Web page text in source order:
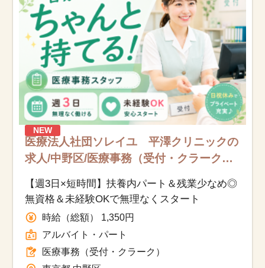
お知らせ
医療事務求人ドットコムとは
サイトの使い方
就職サポート
人材をお探しの医療機関・企業様
運営会社
NEW
医療法人社団ソレイユ 平澤クリニックの
求人/中野区/医療事務（受付・クラーク）/
【週3日×短時間】扶養内パート＆残業少なめ◎
無資格＆未経験OKで無理なくスタート
時給（総額） 1,350円
アルバイト・パート
医療事務（受付・クラーク）